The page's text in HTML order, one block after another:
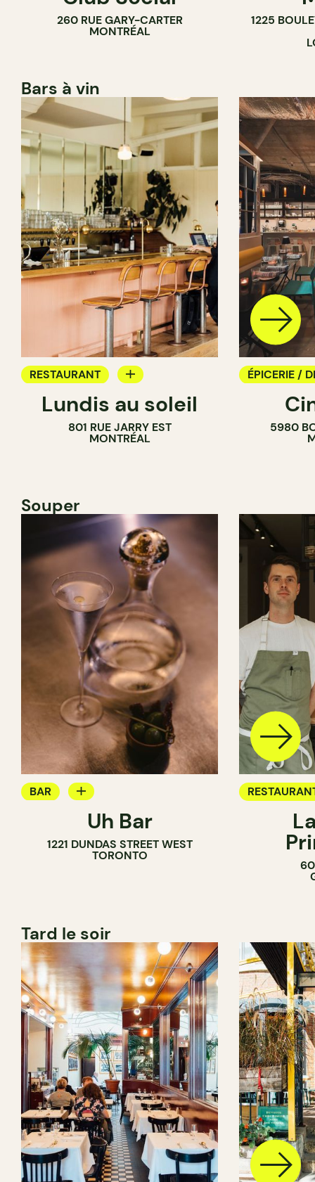
260 RUE GARY-CARTER
MONTRÉAL
1225
Bars à vin
RESTAURANT
BAR À VIN
Lundis au soleil
801 RUE JARRY EST
MONTRÉAL
ÉPICERIE /
COMPTOIR
CAVISTE
5980
Souper
BAR
BAR À COCKTAILUh Bar
1221 DUNDAS STREET WEST
TORONTO
60
Tard le soir